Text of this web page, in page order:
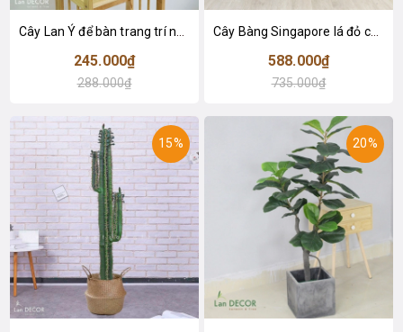
Cây Lan Ý để bàn trang trí nhà sang trọng (55cm) - LC2925-1
245.000₫
288.000₫
Cây Bàng Singapore lá đỏ cây giả trang trí Lan Decor (110cm) - LC2918-1
588.000₫
735.000₫
15% 20%